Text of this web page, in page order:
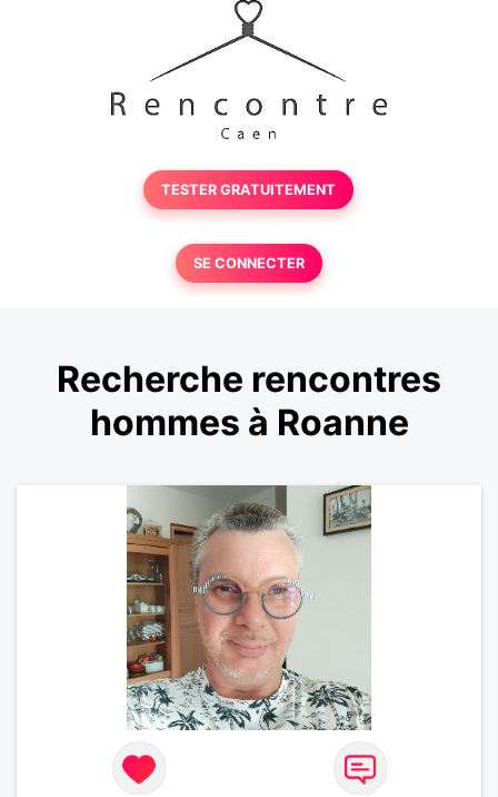
TESTER GRATUITEMENT
SE CONNECTER
Recherche rencontres
hommes à Roanne